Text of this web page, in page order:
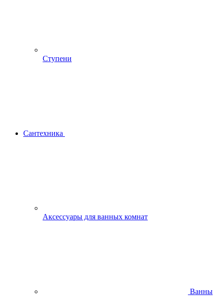
Ступени
Сантехника
Аксессуары для ванных комнат
Ванны